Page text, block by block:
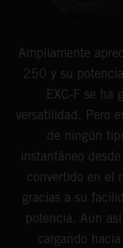
Ampliamente
250 y su
EXC-F se ha
versatilidad. Pero
de ningún
instantáneo
convertido en el
gracias a su
potencia. Aun
cargando